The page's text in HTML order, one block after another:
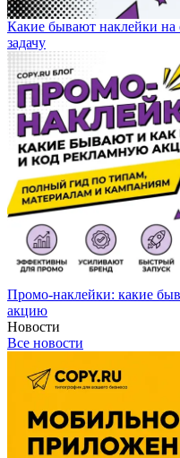
Какие бывают наклейки на
задачу
Промо-наклейки: какие
акцию
Новости
Все новости